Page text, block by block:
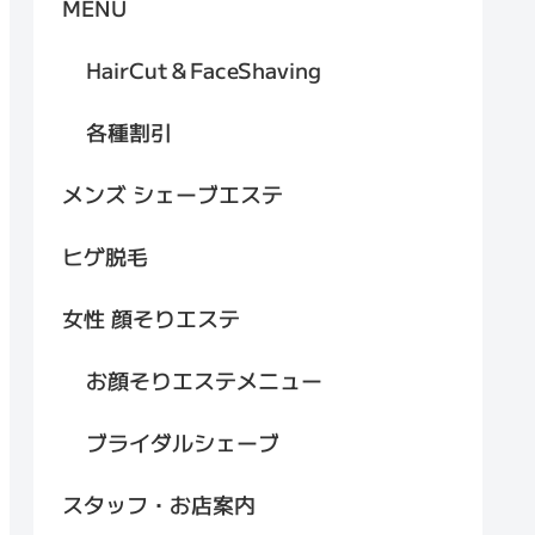
MENU
HairCut＆FaceShaving
各種割引
メンズ シェーブエステ
ヒゲ脱毛
女性 顔そりエステ
お顔そりエステメニュー
ブライダルシェーブ
スタッフ・お店案内